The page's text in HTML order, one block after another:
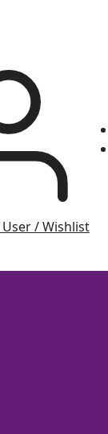
User / Wishlist